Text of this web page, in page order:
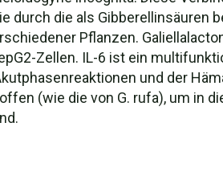
durch die als Gibberellinsäuren
Pflanzen.
Zellen. IL-6 ist ein
und der
(wie die von G. rufa), um in